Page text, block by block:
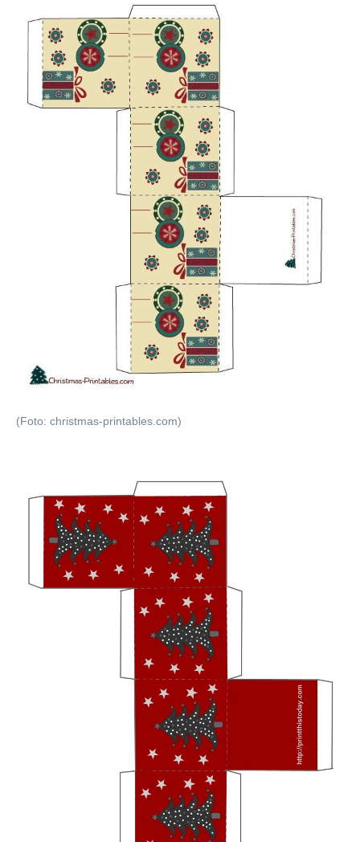
(Foto: christmas-printables.com)
(Foto: christmas-printables.com)